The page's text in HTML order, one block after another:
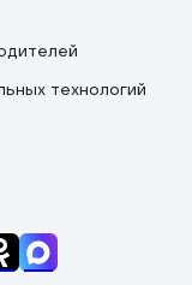
технологий